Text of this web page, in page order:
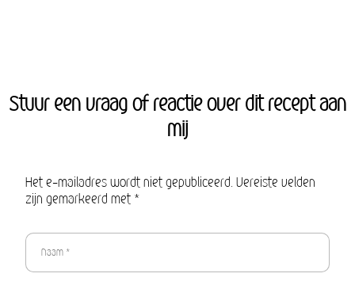
Stuur een vraag of reactie over dit recept aan
mij
Het e-mailadres wordt niet gepubliceerd. Vereiste velden
zijn gemarkeerd met *